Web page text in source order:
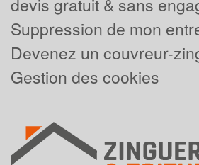
Suppression de mon
Devenez un couvreur-
Gestion des cookies